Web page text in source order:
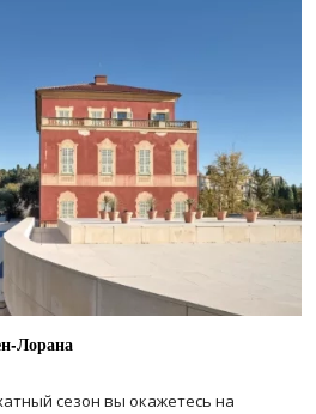
Лорана
сезон вы окажетесь на